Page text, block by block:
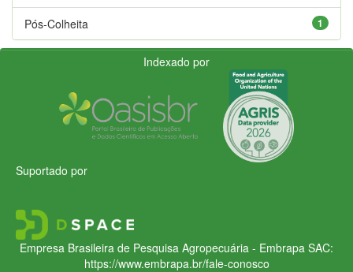
1
Pós-Colheita
Indexado por
Suportado por
Empresa Brasileira de Pesquisa Agropecuária - Embrapa SAC:
https://www.embrapa.br/fale-conosco